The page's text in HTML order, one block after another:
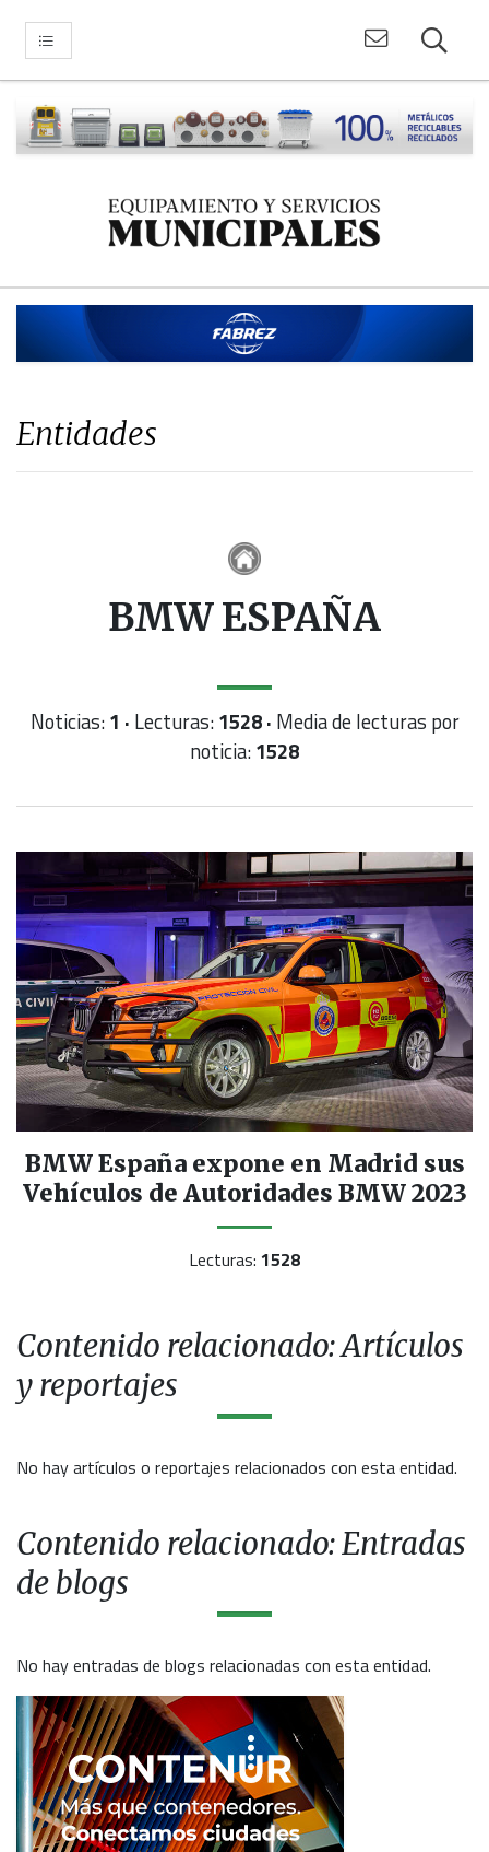
Entidades
BMW ESPAÑA
Noticias:1 · Lecturas:1528 · Media de lecturas por
noticia:1528
BMW España expone en Madrid sus
Vehículos de Autoridades BMW 2023
Lecturas: 1528
Contenido relacionado: Artículos
y reportajes
No hay artículos o reportajes relacionados con esta entidad.
Contenido relacionado: Entradas
de blogs
No hay entradas de blogs relacionadas con esta entidad.